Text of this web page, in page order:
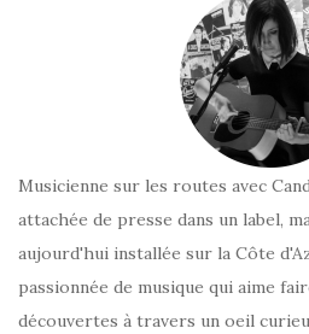
Musicienne sur les routes avec
attachée de presse dans un label,
aujourd'hui installée sur la Côte
passionnée de musique qui aime
découvertes à travers un oeil